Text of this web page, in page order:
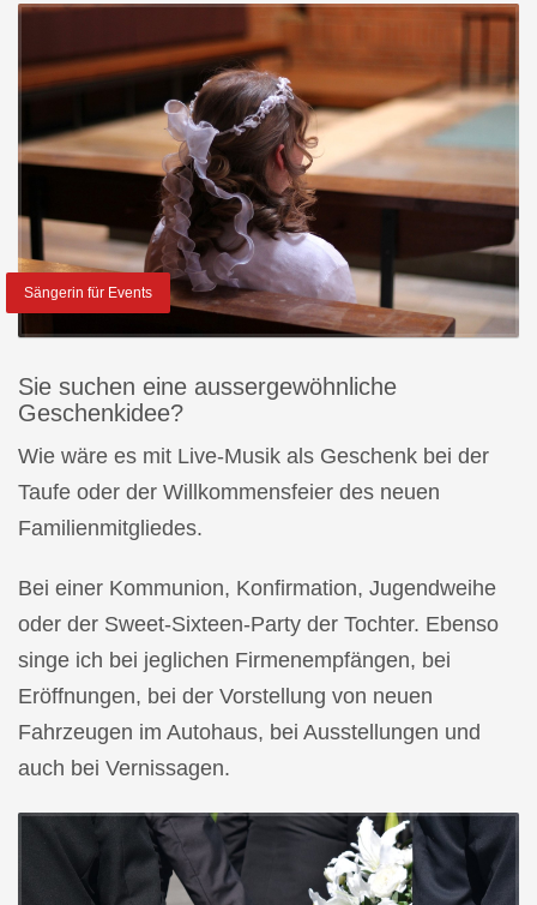
Sängerin für Events
Sie suchen eine aussergewöhnliche
Geschenkidee?
Wie wäre es mit Live-Musik als Geschenk bei der
Taufe oder der Willkommensfeier des neuen
Familienmitgliedes.
Bei einer Kommunion, Konfirmation, Jugendweihe
oder der Sweet-Sixteen-Party der Tochter. Ebenso
singe ich bei jeglichen Firmenempfängen, bei
Eröffnungen, bei der Vorstellung von neuen
Fahrzeugen im Autohaus, bei Ausstellungen und
auch bei Vernissagen.